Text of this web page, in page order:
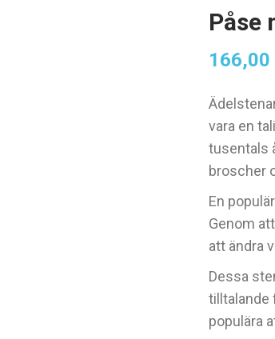
Påse
166,00
vara en
tusentals
broscher
En
Genom
att ändra
Dessa
tilltalande
populära